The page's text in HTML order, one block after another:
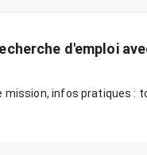
d'emploi
mission, infos pratiques :